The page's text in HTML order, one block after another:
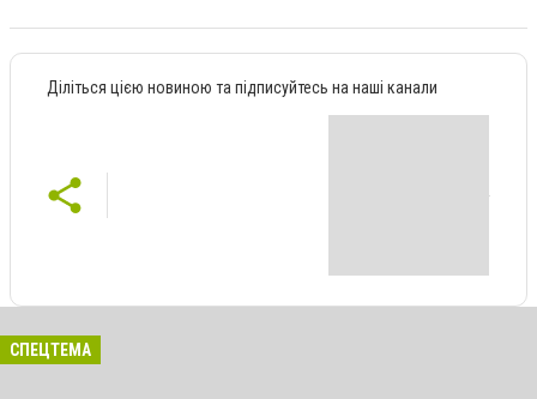
Діліться цією новиною та підписуйтесь на наші канали
СПЕЦТЕМА